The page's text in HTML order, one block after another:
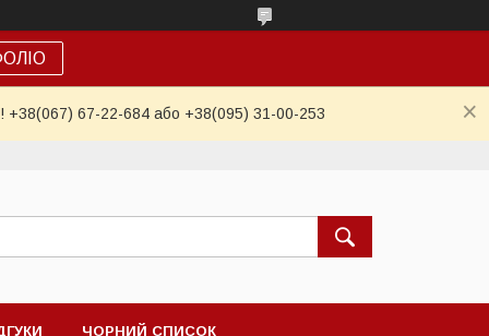
+38(067) 67-22-684 або +38(095) 31-00-253
ЧОРНИЙ СПИСОК